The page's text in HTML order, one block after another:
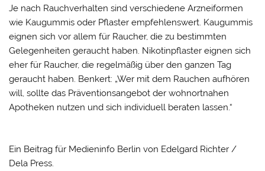
Je nach Rauchverhalten sind verschiedene Arzneiformen
wie Kaugummis oder Pflaster empfehlenswert. Kaugummis
eignen sich vor allem für Raucher, die zu bestimmten
Gelegenheiten geraucht haben. Nikotinpflaster eignen sich
eher für Raucher, die regelmäßig über den ganzen Tag
geraucht haben. Benkert: „Wer mit dem Rauchen aufhören
will, sollte das Präventionsangebot der wohnortnahen
Apotheken nutzen und sich individuell beraten lassen.“
Ein Beitrag für Medieninfo Berlin von Edelgard Richter /
Dela Press.